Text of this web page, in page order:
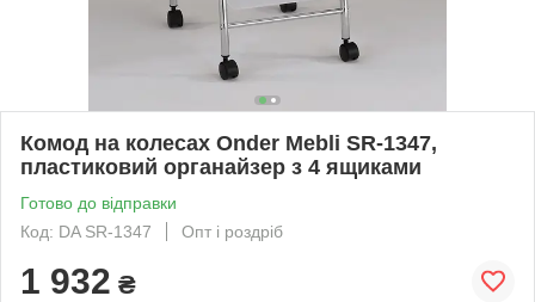
Комод на колесах Onder Mebli SR-1347,
пластиковий органайзер з 4 ящиками
Готово до відправки
Код: DA SR-1347
Опт і роздріб
1 932 ₴